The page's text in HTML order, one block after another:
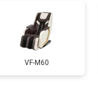
4400 ₽
6200 ₽
VF-M60